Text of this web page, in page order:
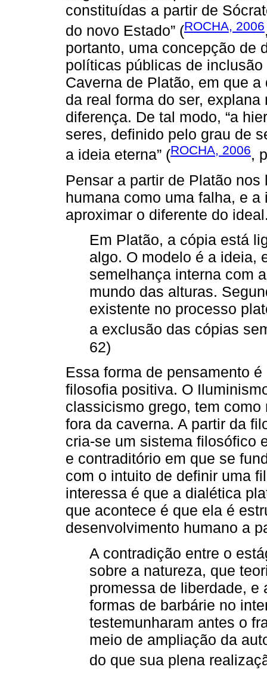
constituídas a partir de
do novo Estado” (ROCHA, 2006
portanto, uma concepção de
políticas públicas de
Caverna de Platão, em que
da real forma do ser,
diferença. De tal modo, “a
seres, definido pelo grau de
a ideia eterna” (ROCHA, 2006,
Pensar a partir de Platão
humana como uma falha, e
aproximar o diferente do
Em Platão, a cópia está
algo. O modelo é a ideia,
semelhança interna com
mundo das alturas.
existente no processo
a exclusão das cópias
62)
Essa forma de pensamento
filosofia positiva. O
classicismo grego, tem
fora da caverna. A partir da
cria-se um sistema filosófico
e contraditório em que se
com o intuito de definir uma
interessa é que a dialética
que acontece é que ela é
desenvolvimento humano a
A contradição entre o
sobre a natureza, que
promessa de liberdade,
formas de barbárie no
testemunharam antes o
meio de ampliação da
do que sua plena